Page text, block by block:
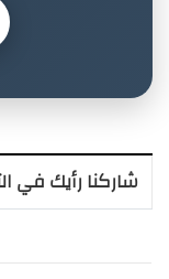
شاركنا رأيك في